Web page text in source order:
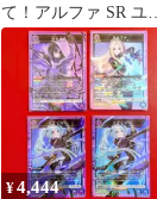
て！アルファ SR ユニ
オンアリーナ
¥4,444